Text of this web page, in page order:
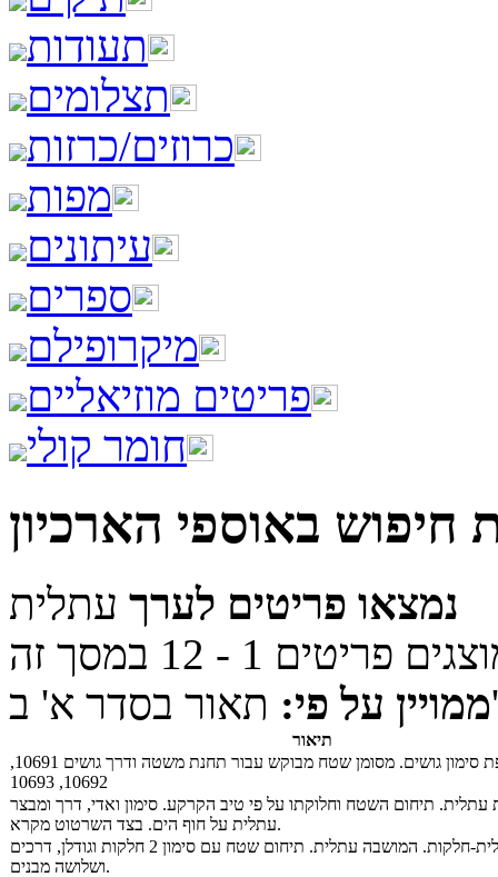
תעודות
תצלומים
כרוזים/כרזות
מפות
עיתונים
ספרים
מיקרופילם
פריטים מוזיאליים
חומר קולי
חיפוש באוספי הארכיון
נמצאו פריטים לערך עתלית
ממויין על פי:תאור בסדר א' ב'
תיאור
עתלית. מפת סימון גושים. מסומן שטח מבוקש עבור תחנת משטה ודרך גושים 10691,
10692, 10693
עתלית. תיחום השטח וחלוקתו על פי טיב הקרקע. סימון ואדי, דרך ומבצר
עתלית על חוף הים. בצד השרטוט מקרא.
עתלית. עתלית-חלקות. המושבה עתלית. תיחום שטח עם סימון 2 חלקות וגודלן, דרכים
ושלושה מבנים.